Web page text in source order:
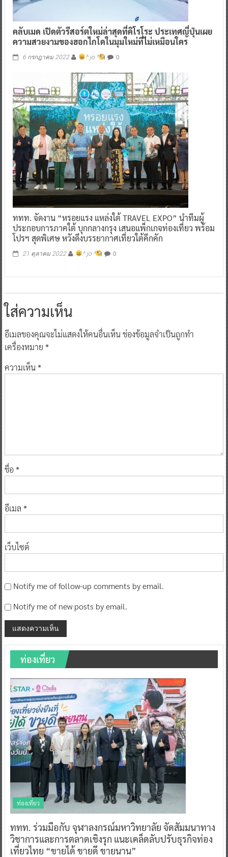
คลับเมด เปิดตัวรีสอร์ตใหม่ล่าสุดที่คิโรโระ ประเทศญี่ปุ่นเผย
ความสวยงามของฮอกไกโดในมุมใหม่ที่ไม่เหมือนใคร
6 กรกฎาคม 2022 ^ jo ^ 0
ททท. จัดงาน “หรอยแรง แหล่งใต้ TRAVEL EXPO” นำทีมผู้
ประกอบการภาคใต้ บุกกลางกรุง เสนอแพ็กเกจท่องเที่ยว พร้อม
โปรฯ สุดพิเศษ หวังดึงบรรยากาศเที่ยวใต้คึกคัก
21 ตุลาคม 2022 ^ jo ^ 0
ใส่ความเห็น
อีเมลของคุณจะไม่แสดงให้คนอื่นเห็นช่องข้อมูลจำเป็นถูกทำ
เครื่องหมาย *
ความเห็น*
ชื่อ *
อีเมล *
เว็บไซต์
Notify me of follow-up comments by email.
Notify me of new posts by email.
ท่องเที่ยว
ท่องเที่ยว
ททท. ร่วมมือกับ จุฬาลงกรณ์มหาวิทยาลัย จัดสัมมนาทาง
วิชาการและการตลาดเชิงรุก แนะเคล็ดลับปรับธุรกิจท่อง
เที่ยวไทย “ขายได้ ขายดี ขายนาน”